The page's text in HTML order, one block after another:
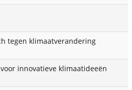
tegen klimaatverandering
innovatieve klimaatideeën